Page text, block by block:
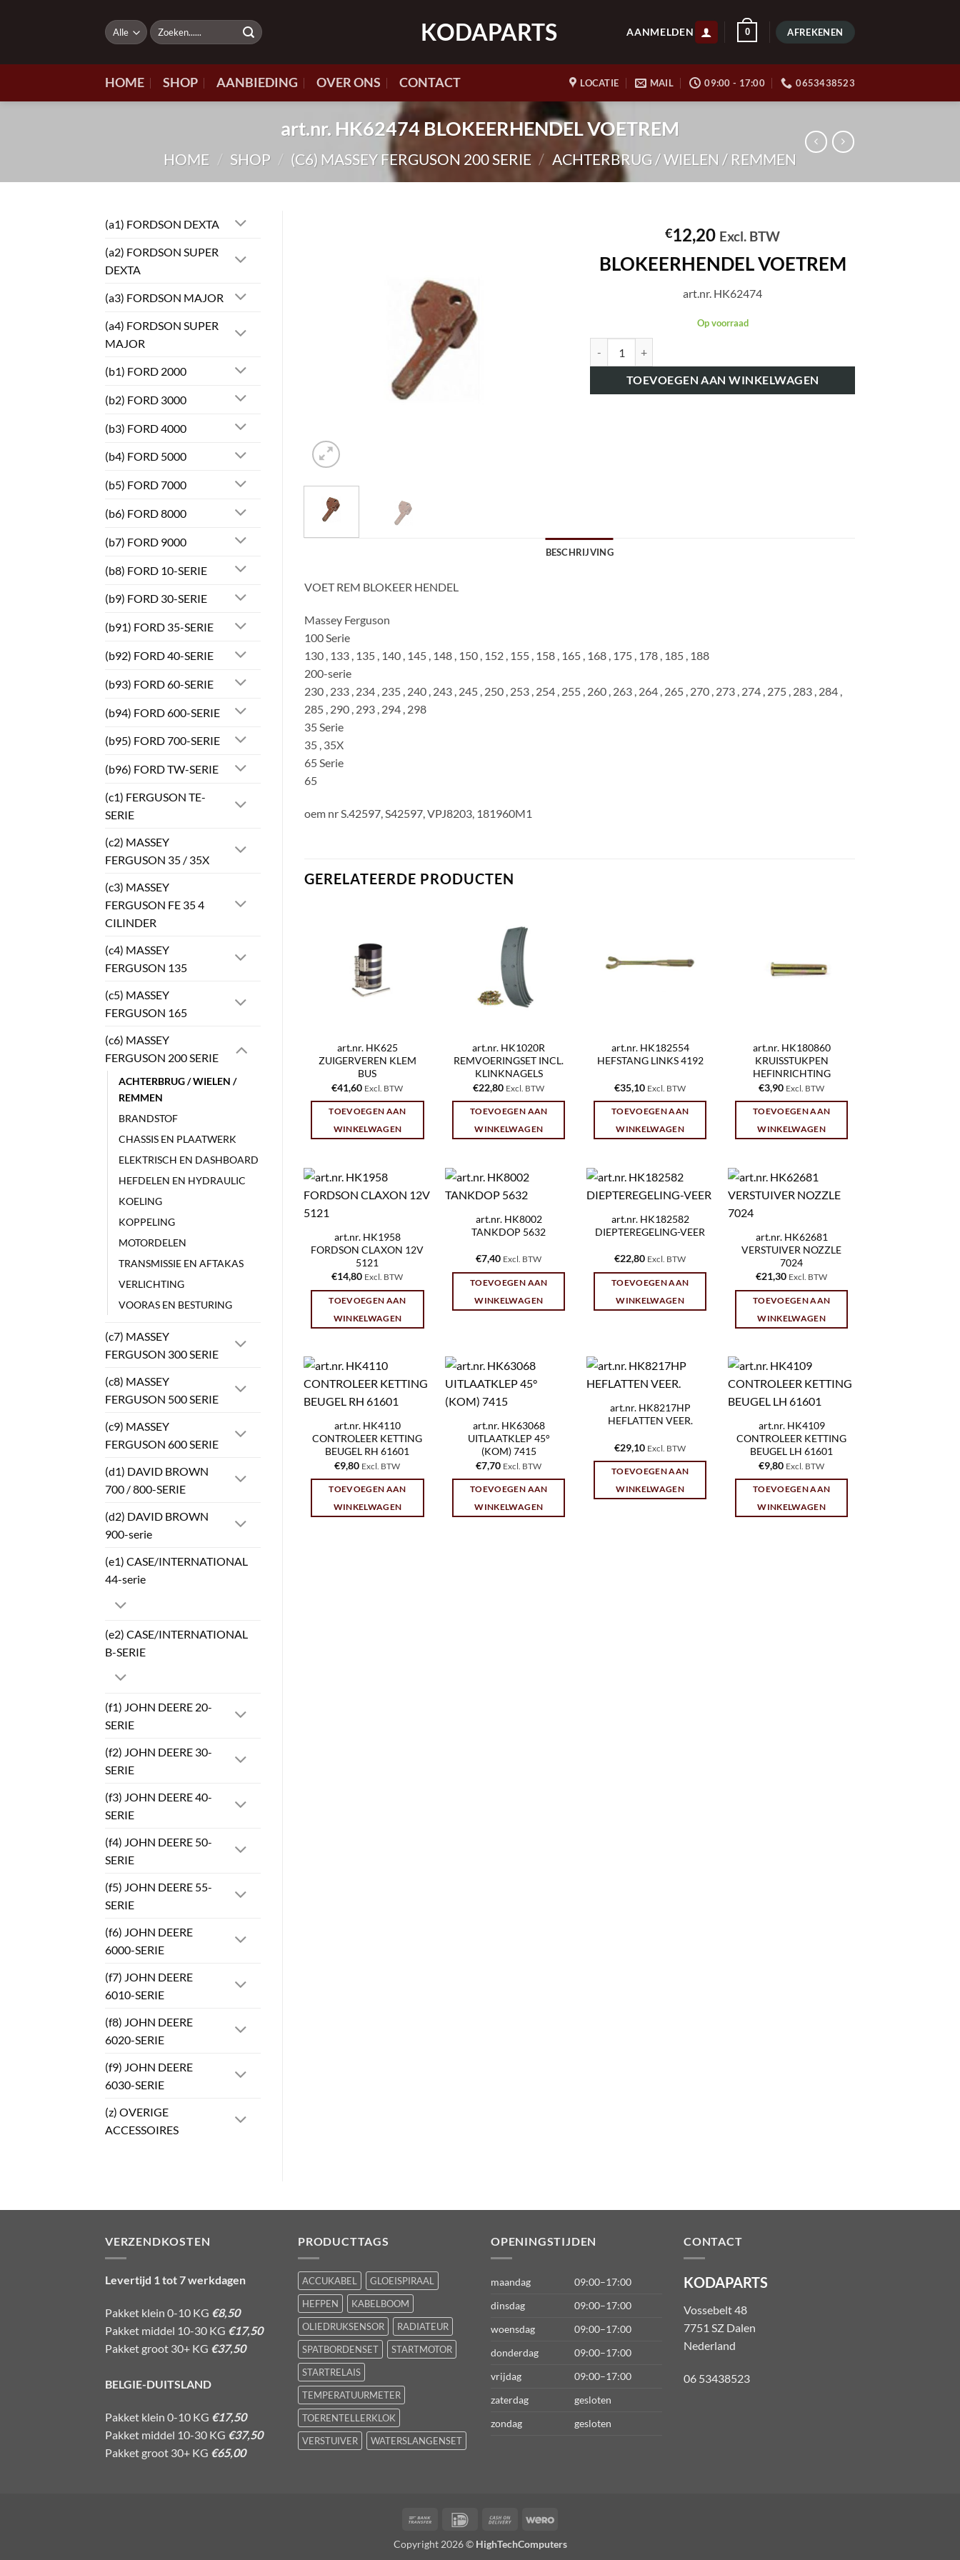
KODAPARTS
Zoeken
naar:
AANMELDEN 0 AFREKENEN
HOME SHOP AANBIEDING OVER ONS CONTACT LOCATIE MAIL 09:00 - 17:00 0653438523
art.nr. HK62474 BLOKEERHENDEL VOETREM
HOME / SHOP / (C6) MASSEY FERGUSON 200 SERIE / ACHTERBRUG / WIELEN / REMMEN
(a1) FORDSON DEXTA
(a2) FORDSON SUPER
DEXTA
(a3) FORDSON MAJOR
(a4) FORDSON SUPER
MAJOR
(b1) FORD 2000
(b2) FORD 3000
(b3) FORD 4000
(b4) FORD 5000
(b5) FORD 7000
(b6) FORD 8000
(b7) FORD 9000
(b8) FORD 10-SERIE
(b9) FORD 30-SERIE
(b91) FORD 35-SERIE
(b92) FORD 40-SERIE
(b93) FORD 60-SERIE
(b94) FORD 600-SERIE
(b95) FORD 700-SERIE
(b96) FORD TW-SERIE
(c1) FERGUSON TE-
SERIE
(c2) MASSEY
FERGUSON 35 / 35X
(c3) MASSEY
FERGUSON FE 35 4
CILINDER
(c4) MASSEY
FERGUSON 135
(c5) MASSEY
FERGUSON 165
(c6) MASSEY
FERGUSON 200 SERIE
ACHTERBRUG / WIELEN /
REMMEN
BRANDSTOF
CHASSIS EN PLAATWERK
ELEKTRISCH EN DASHBOARD
HEFDELEN EN HYDRAULIC
KOELING
KOPPELING
MOTORDELEN
TRANSMISSIE EN AFTAKAS
VERLICHTING
VOORAS EN BESTURING
(c7) MASSEY
FERGUSON 300 SERIE
(c8) MASSEY
FERGUSON 500 SERIE
(c9) MASSEY
FERGUSON 600 SERIE
(d1) DAVID BROWN
700 / 800-SERIE
(d2) DAVID BROWN
900-serie
(e1) CASE/INTERNATIONAL
44-serie
(e2) CASE/INTERNATIONAL
B-SERIE
(f1) JOHN DEERE 20-
SERIE
(f2) JOHN DEERE 30-
SERIE
(f3) JOHN DEERE 40-
SERIE
(f4) JOHN DEERE 50-
SERIE
(f5) JOHN DEERE 55-
SERIE
(f6) JOHN DEERE
6000-SERIE
(f7) JOHN DEERE
6010-SERIE
(f8) JOHN DEERE
6020-SERIE
(f9) JOHN DEERE
6030-SERIE
(z) OVERIGE
ACCESSOIRES
€12,20 Excl. BTW
BLOKEERHENDEL VOETREM
art.nr. HK62474
Op voorraad
TOEVOEGEN AAN WINKELWAGEN
BESCHRIJVING
VOET REM BLOKEER HENDEL
Massey Ferguson
100 Serie
130 , 133 , 135 , 140 , 145 , 148 , 150 , 152 , 155 , 158 , 165 , 168 , 175 , 178 , 185 , 188
200-serie
230 , 233 , 234 , 235 , 240 , 243 , 245 , 250 , 253 , 254 , 255 , 260 , 263 , 264 , 265 , 270 , 273 , 274 , 275 , 283 , 284 ,
285 , 290 , 293 , 294 , 298
35 Serie
35 , 35X
65 Serie
65
oem nr S.42597, S42597, VPJ8203, 181960M1
GERELATEERDE PRODUCTEN
art.nr. HK625
ZUIGERVEREN KLEM
BUS
€41,60 Excl. BTW
TOEVOEGEN AAN
WINKELWAGEN
art.nr. HK1020R
REMVOERINGSET INCL.
KLINKNAGELS
€22,80 Excl. BTW
TOEVOEGEN AAN
WINKELWAGEN
art.nr. HK182554
HEFSTANG LINKS 4192
€35,10 Excl. BTW
TOEVOEGEN AAN
WINKELWAGEN
art.nr. HK180860
KRUISSTUKPEN
HEFINRICHTING
€3,90 Excl. BTW
TOEVOEGEN AAN
WINKELWAGEN
art.nr. HK1958
FORDSON CLAXON 12V
5121
€14,80 Excl. BTW
TOEVOEGEN AAN
WINKELWAGEN
art.nr. HK8002
TANKDOP 5632
€7,40 Excl. BTW
TOEVOEGEN AAN
WINKELWAGEN
art.nr. HK182582
DIEPTEREGELING-VEER
€22,80 Excl. BTW
TOEVOEGEN AAN
WINKELWAGEN
art.nr. HK62681
VERSTUIVER NOZZLE
7024
€21,30 Excl. BTW
TOEVOEGEN AAN
WINKELWAGEN
art.nr. HK4110
CONTROLEER KETTING
BEUGEL RH 61601
€9,80 Excl. BTW
TOEVOEGEN AAN
WINKELWAGEN
art.nr. HK63068
UITLAATKLEP 45°
(KOM) 7415
€7,70 Excl. BTW
TOEVOEGEN AAN
WINKELWAGEN
art.nr. HK8217HP
HEFLATTEN VEER.
€29,10 Excl. BTW
TOEVOEGEN AAN
WINKELWAGEN
art.nr. HK4109
CONTROLEER KETTING
BEUGEL LH 61601
€9,80 Excl. BTW
TOEVOEGEN AAN
WINKELWAGEN
VERZENDKOSTEN
Levertijd 1 tot 7 werkdagen
Pakket klein 0-10 KG €8,50
Pakket middel 10-30 KG €17,50
Pakket groot 30+ KG €37,50
BELGIE-DUITSLAND
Pakket klein 0-10 KG €17,50
Pakket middel 10-30 KG €37,50
Pakket groot 30+ KG €65,00
PRODUCTTAGS
ACCUKABEL
GLOEISPIRAAL
HEFPEN
KABELBOOM
OLIEDRUKSENSOR
RADIATEUR
SPATBORDENSET
STARTMOTOR
STARTRELAIS
TEMPERATUURMETER
TOERENTELLERKLOK
VERSTUIVER
WATERSLANGENSET
OPENINGSTIJDEN
maandag
09:00–17:00
dinsdag
09:00–17:00
woensdag
09:00–17:00
donderdag
09:00–17:00
vrijdag
09:00–17:00
zaterdag
gesloten
zondag
gesloten
CONTACT
KODAPARTS
Vossebelt 48
7751 SZ Dalen
Nederland
06 53438523
Bank
IDeal
Cash
Delivery
Wero
Copyright 2026 © HighTechComputers